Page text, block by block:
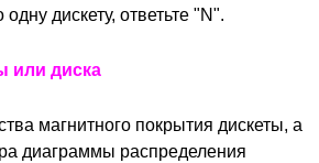
дискету, ответьте "N".
или диска
магнитного покрытия дискеты, а
диаграммы распределения